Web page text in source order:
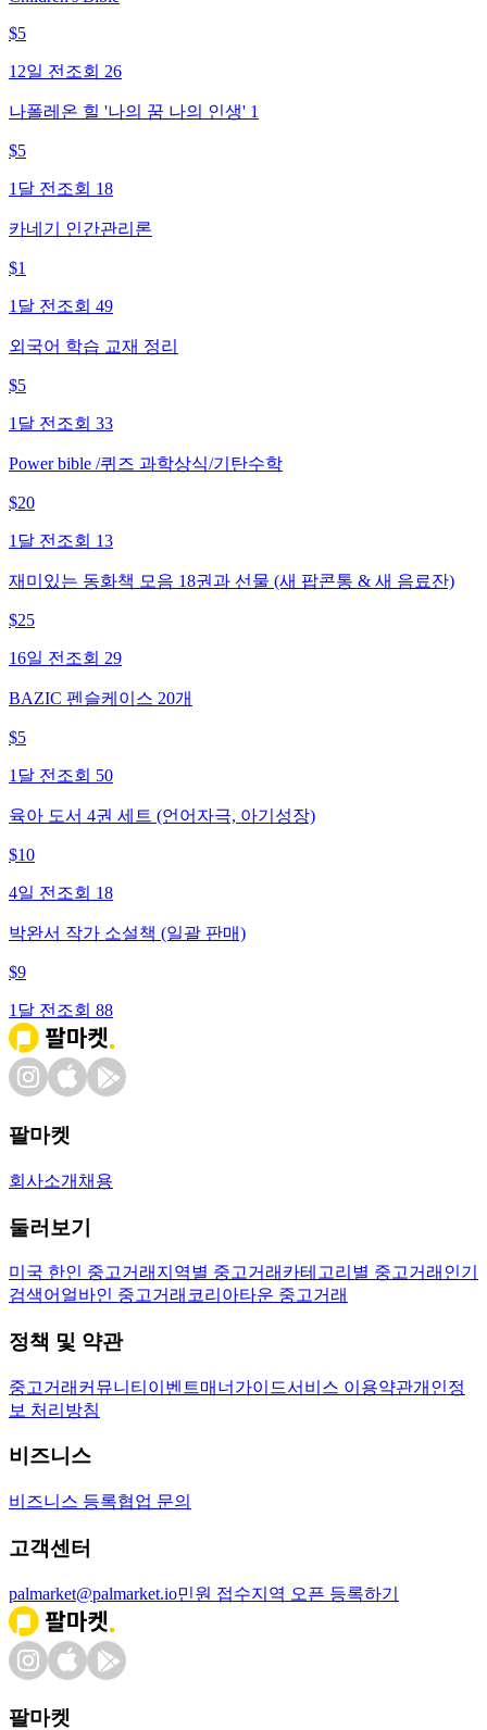
$5
12일 전 조회 26
나폴레온 힐 '나의 꿈 나의 인생' 1
$5
1달 전 조회 18
카네기 인간관리론
$1
1달 전 조회 49
외국어 학습 교재 정리
$5
1달 전 조회 33
Power bible /퀴즈 과학상식/기탄수학
$20
1달 전 조회 13
재미있는 동화책 모음 18권과 선물 (새 팝콘통 & 새 음료잔)
$25
16일 전 조회 29
BAZIC 펜슬케이스 20개
$5
1달 전 조회 50
육아 도서 4권 세트 (언어자극, 아기성장)
$10
4일 전 조회 18
박완서 작가 소설책 (일괄 판매)
$9
1달 전 조회 88
팔마켓
회사소개 채용
둘러보기
미국 한인 중고거래 지역별 중고거래 카테고리별 중고거래 인기
검색어 얼바인 중고거래 코리아타운 중고거래
정책 및 약관
중고거래 커뮤니티 이벤트매너가이드서비스 이용약관개인정
보 처리방침
비즈니스
비즈니스 등록협업 문의
고객센터
palmarket@palmarket.io민원 접수지역 오픈 등록하기
팔마켓